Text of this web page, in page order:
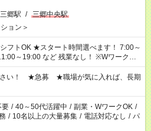
郷駅 / 三郷中央駅
ョン＞
選べます！ 7:00～
19:00 など 残業なし！ ※Wワークの
わせ週40時間超の就業はご案内できませ
20時間以上勤務は社会保険への加入対象
遣法（日雇い派遣の原則禁止）により、
はご案内が難しい場合があります
さい！ ★急募 ★職場が気に入れば、長期
要 / 40～50代活躍中 / 副業・WワークOK /
/ 10名以上の大量募集 / 電話対応なし / パ